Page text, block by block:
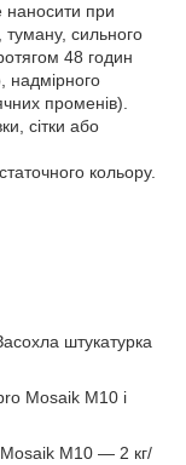
наносити при
сильного
48 годин
надмірного
променів).
сітки або
кольору.
штукатурка
Mosaik M10 і
Mosaik M10 — 2 кг/